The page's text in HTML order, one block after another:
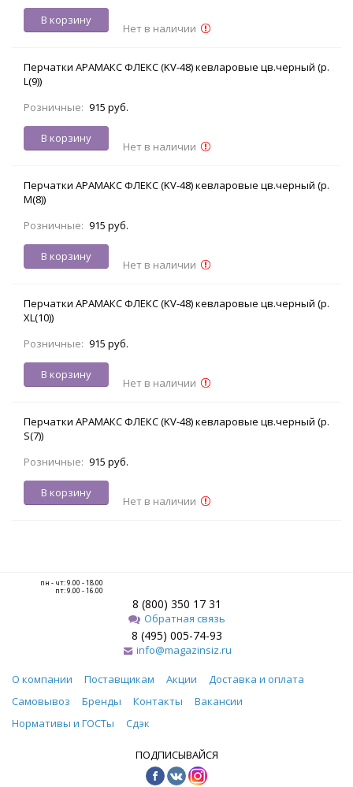
В корзину
Нет в наличии
Перчатки АРАМАКС ФЛЕКС (KV-48) кевларовые цв.черный (р.
L(9))
Розничные: 915 руб.
В корзину
Нет в наличии
Перчатки АРАМАКС ФЛЕКС (KV-48) кевларовые цв.черный (р.
M(8))
Розничные: 915 руб.
В корзину
Нет в наличии
Перчатки АРАМАКС ФЛЕКС (KV-48) кевларовые цв.черный (р.
XL(10))
Розничные: 915 руб.
В корзину
Нет в наличии
Перчатки АРАМАКС ФЛЕКС (KV-48) кевларовые цв.черный (р.
S(7))
Розничные: 915 руб.
В корзину
Нет в наличии
пн - чт: 9.00 - 18.00
пт: 9.00 - 16.00
8 (800) 350 17 31
Обратная связь
8 (495) 005-74-93
info@magazinsiz.ru
О компании Поставщикам Акции
Доставка и оплата
Самовывоз
Бренды Контакты
Вакансии
Нормативы и ГОСТы
Сдэк
ПОДПИСЫВАЙСЯ